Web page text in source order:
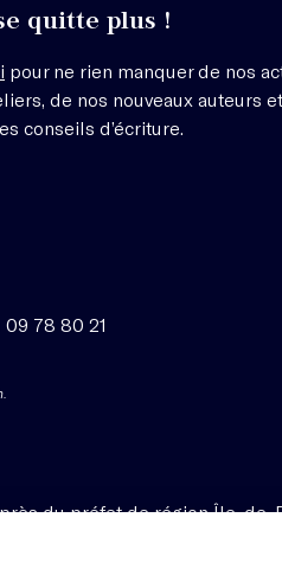
quitte plus !
pour ne rien manquer de nos
de nos nouveaux auteurs
conseils d’écriture.
78 80 21
du préfet de région Île-de-